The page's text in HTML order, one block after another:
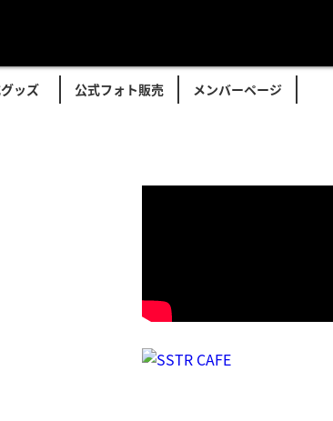
ッズ 公式フォト販売 メンバーページ